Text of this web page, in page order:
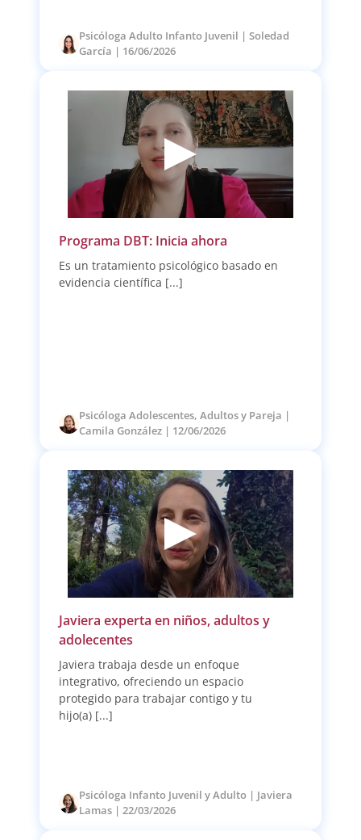
Psicóloga Adulto Infanto Juvenil | Soledad
García | 16/06/2026
Programa DBT: Inicia ahora
Es un tratamiento psicológico basado en
evidencia científica [...]
Psicóloga Adolescentes, Adultos y Pareja |
Camila González | 12/06/2026
Javiera experta en niños, adultos y
adolecentes
Javiera trabaja desde un enfoque
integrativo, ofreciendo un espacio
protegido para trabajar contigo y tu
hijo(a) [...]
Psicóloga Infanto Juvenil y Adulto | Javiera
Lamas | 22/03/2026